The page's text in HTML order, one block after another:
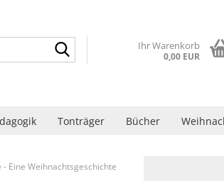
Ihr Warenkorb
0,00 EUR
Tonträger Bücher
Eine Weihnachtsgeschichte